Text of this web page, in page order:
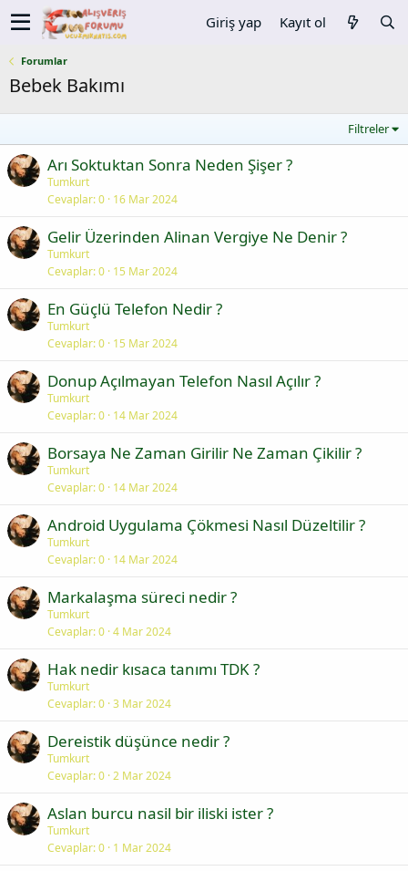
Giriş yap Kayıt ol
Forumlar
Bebek Bakımı
Filtreler
Arı Soktuktan Sonra Neden Şişer ?
Tumkurt
Cevaplar 0 16 Mar 2024
Gelir Üzerinden Alinan Vergiye Ne Denir ?
Tumkurt
Cevaplar 0 15 Mar 2024
En Güçlü Telefon Nedir ?
Tumkurt
Cevaplar 0 15 Mar 2024
Donup Açılmayan Telefon Nasıl Açılır ?
Tumkurt
Cevaplar 0 14 Mar 2024
Borsaya Ne Zaman Girilir Ne Zaman Çikilir ?
Tumkurt
Cevaplar 0 14 Mar 2024
Android Uygulama Çökmesi Nasıl Düzeltilir ?
Tumkurt
Cevaplar 0 14 Mar 2024
Markalaşma süreci nedir ?
Tumkurt
Cevaplar 0 4 Mar 2024
Hak nedir kısaca tanımı TDK ?
Tumkurt
Cevaplar 0 3 Mar 2024
Dereistik düşünce nedir ?
Tumkurt
Cevaplar 0 2 Mar 2024
Aslan burcu nasil bir iliski ister ?
Tumkurt
Cevaplar 0 1 Mar 2024